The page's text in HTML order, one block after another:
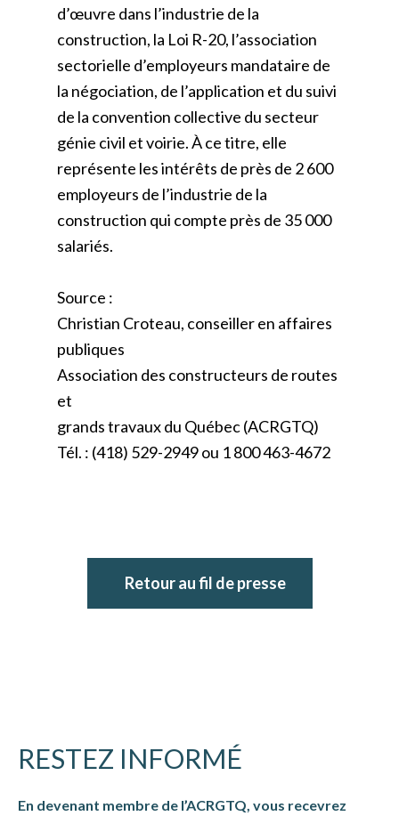
d’œuvre dans l’industrie de la
construction, la Loi R-20, l’association
sectorielle d’employeurs mandataire de
la négociation, de l’application et du suivi
de la convention collective du secteur
génie civil et voirie. À ce titre, elle
représente les intérêts de près de 2 600
employeurs de l’industrie de la
construction qui compte près de 35 000
salariés.
Source :
Christian Croteau, conseiller en affaires
publiques
Association des constructeurs de routes
et
grands travaux du Québec (ACRGTQ)
Tél. : (418) 529-2949 ou 1 800 463-4672
Retour au fil de presse
RESTEZ INFORMÉ
En devenant membre de l’ACRGTQ, vous recevrez